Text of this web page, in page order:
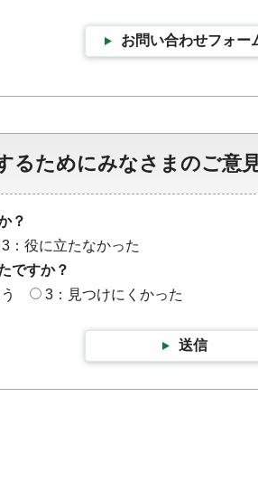
お問い合わせフォー
るためにみなさまのご意
？
3：役に立たなかった
ですか？
3：見つけにくかった
送信